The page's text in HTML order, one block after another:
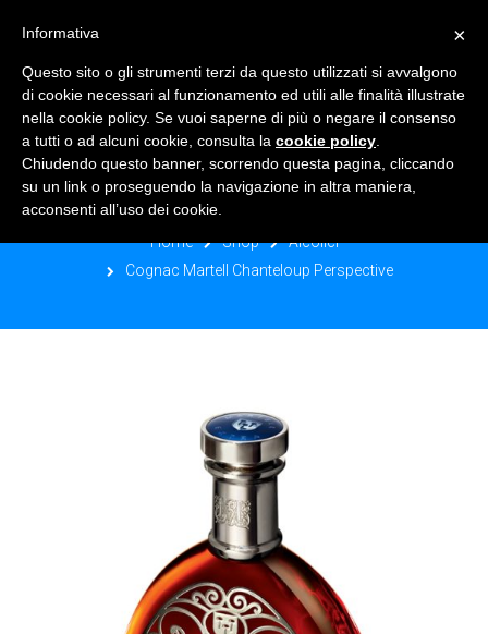
COGNAC MARTELL CHANTELOUP
PERSPECTIVE
Home Shop
Alcolici
Cognac Martell Chanteloup Perspective
×
Informativa
Questo sito o gli strumenti terzi da questo utilizzati si avvalgono
di cookie necessari al funzionamento ed utili alle finalità illustrate
nella cookie policy. Se vuoi saperne di più o negare il consenso
a tutti o ad alcuni cookie, consulta la cookie policy
Chiudendo questo banner, scorrendo questa pagina, cliccando
su un link o proseguendo la navigazione in altra maniera,
acconsenti all’uso dei cookie.